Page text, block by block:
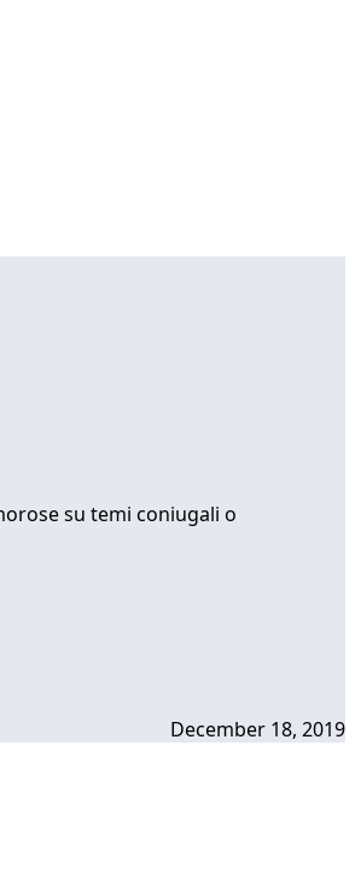
su temi coniugali o
December 18, 2019